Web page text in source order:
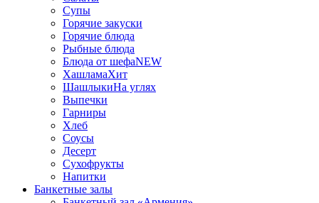
Супы
Горячие закуски
Горячие блюда
Рыбные блюда
Блюда от шефаNEW
ХашламаХит
ШашлыкиНа углях
Выпечки
Гарниры
Хлеб
Соусы
Десерт
Сухофрукты
Напитки
Банкетные залы